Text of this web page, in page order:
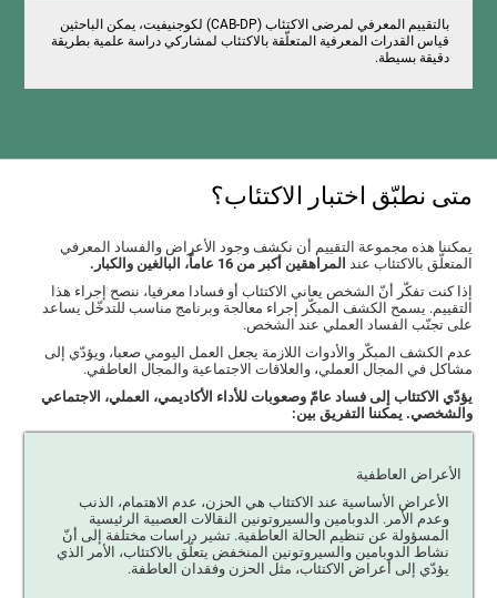
بالتقييم المعرفي لمرضى الاكتئاب (CAB-DP) لكوجنيفيت، يمكن الباحثين
قياس القدرات المعرفية المتعلّقة بالاكتئاب لمشاركي دراسة علمية بطريقة
دقيقة بسيطة.
متى نطبّق اختبار الاكتئاب؟
يمكننا هذه مجموعة التقييم أن نكشف وجود الأعراض والفساد المعرفي
المتعلّق بالاكتئاب عند المراهقين أكبر من 16 عاماً، البالغين والكبار.
إذا كنت تفكّر أنّ الشخص يعاني الاكتئاب أو فسادا معرفيا، ننصح إجراء هذا
التقييم. يسمح الكشف المبكّر إجراء معالجة وبرنامج مناسب للتدخّل يساعد
على تجنّب الفساد العملي عند الشخص.
عدم الكشف المبكّر والأدوات اللازمة يجعل العمل اليومي صعبا، ويؤدّي إلى
مشاكل في المجال العملي، والعلاقات الاجتماعية والمجال العاطفي.
يؤدّي الاكتئاب إلى فساد عامّ وصعوبات للأداء الأكاديمي، العملي، الاجتماعي
والشخصي. يمكننا التفريق بين:
الأعراض العاطفية
الأعراض الأساسية عند الاكتئاب هي الحزن، عدم الاهتمام، الذنب
وعدم الأمر. الدوبامين والسيروتونين النقالات العصبية الرئيسية
المسؤولة عن تنظيم الحالة العاطفية. تشير دراسات مختلفة إلى أنّ
نشاط الدوبامين والسيروتونين المنخفض يتعلّق بالاكتئاب، الأمر الذي
يؤدّي إلى أعراض الاكتئاب، مثل الحزن وفقدان العاطفة.